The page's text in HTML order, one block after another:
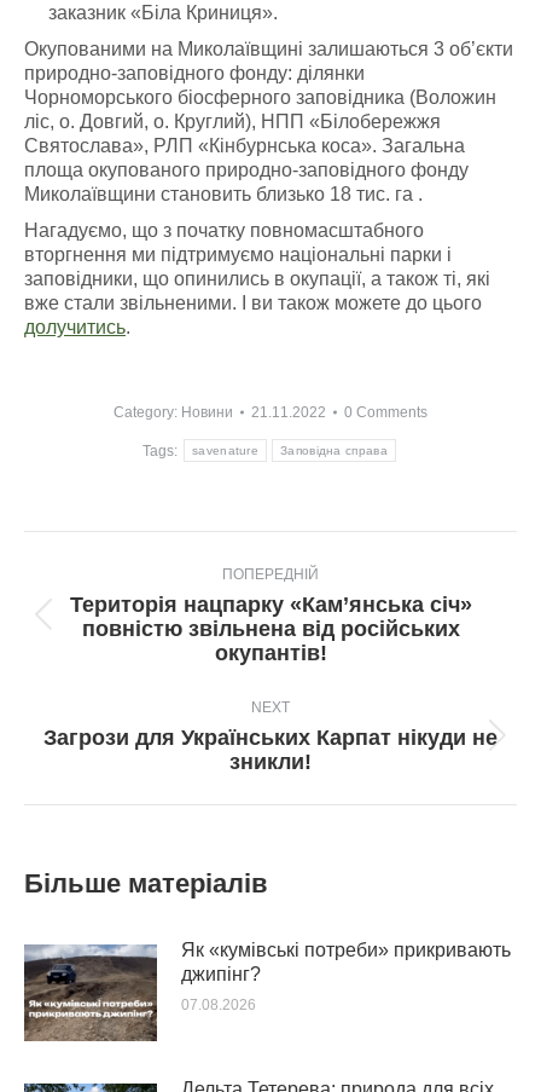
заказник «Біла Криниця».
Окупованими на Миколаївщині залишаються 3 об’єкти
природно-заповідного фонду: ділянки
Чорноморського біосферного заповідника (Воложин
ліс, о. Довгий, о. Круглий), НПП «Білобережжя
Святослава», РЛП «Кінбурнська коса». Загальна
площа окупованого природно-заповідного фонду
Миколаївщини становить близько 18 тис. га .
Нагадуємо, що з початку повномасштабного
вторгнення ми підтримуємо національні парки і
заповідники, що опинились в окупації, а також ті, які
вже стали звільненими. І ви також можете до цього
долучитись.
Category: Новини 21.11.2022 0 Comments
Tags: savenature Заповідна справа
ПОПЕРЕДНІЙ
Попередній
пост:
Територія нацпарку «Кам’янська січ»
повністю звільнена від російських
окупантів!
NEXT
Next
post:
Загрози для Українських Карпат нікуди не
зникли!
Більше матеріалів
Як «кумівські потреби» прикривають
джипінг?
07.08.2026